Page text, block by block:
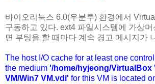
바이오리눅스 6.0(우분투) 환경에서
구동하고 있다. ext4 파일시스템에 가상
면 부팅을 할 때마다 계속 경고 메시지가
The host I/O cache for at least one
the medium '/home/hyjeong/VirtualBox
VM/Win7 VM.vdi' for this VM is located